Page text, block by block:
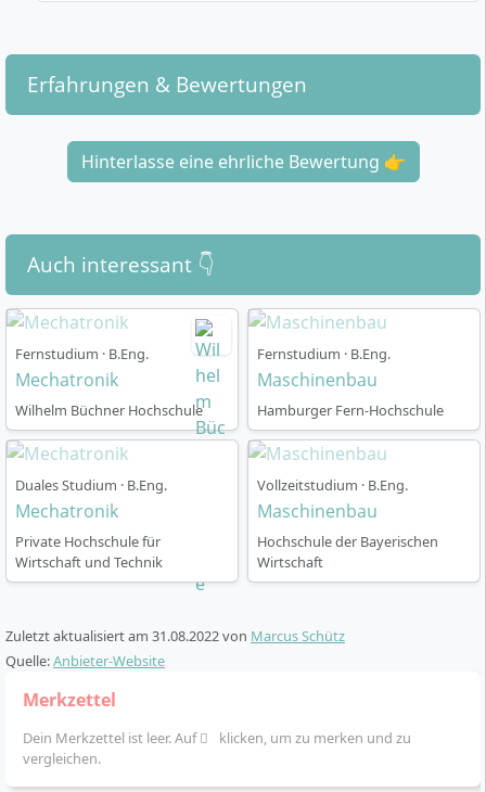
Erfahrungen & Bewertungen
Hinterlasse eine ehrliche Bewertung 👉
Auch interessant 👇
Fernstudium · B.Eng.
Mechatronik
Wilhelm Büchner Hochschule
Fernstudium · B.Eng.
Maschinenbau
Hamburger Fern-Hochschule
Duales Studium · B.Eng.
Mechatronik
Private Hochschule für
Wirtschaft und Technik
Vollzeitstudium · B.Eng.
Maschinenbau
Hochschule der Bayerischen
Wirtschaft
Zuletzt aktualisiert am 31.08.2022von Marcus Schütz
Quelle:Anbieter-Website
Merkzettel
Dein Merkzettel ist leer. Auf
klicken, um zu merken und zu
vergleichen.